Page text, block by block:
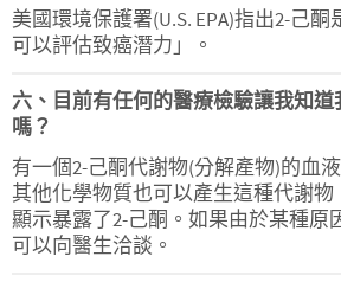
美國環境保護署(U.S. EPA)指出2-己
可以評估致癌潛力」。
六、目前有任何的醫療檢驗讓我知道
嗎？
有一個2-己酮代謝物(分解產物)的血
其他化學物質也可以產生這種代謝
顯示暴露了2-己酮。如果由於某種原
可以向醫生洽談。